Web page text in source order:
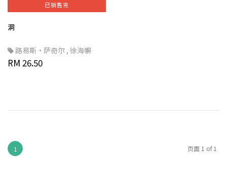
已销售完
洞
路易斯·萨奇尔 , 徐海幈
RM 26.50
1 页面 1 of 1